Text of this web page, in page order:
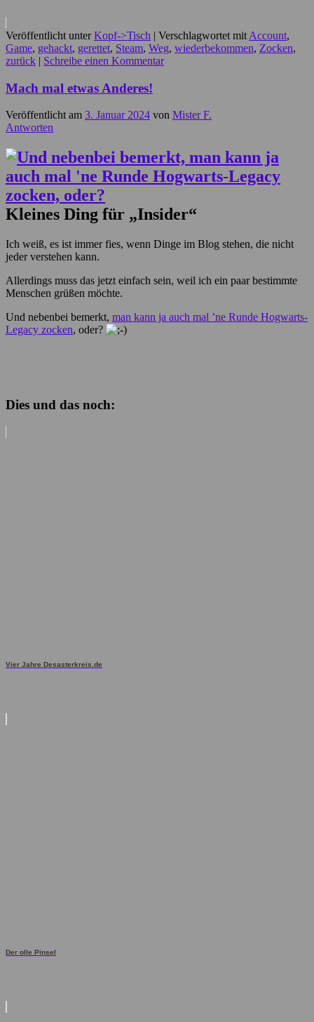
Veröffentlicht unter Kopf->Tisch | Verschlagwortet mit Account,
Game, gehackt, gerettet, Steam, Weg, wiederbekommen, Zocken,
zurück | Schreibe einen Kommentar
Mach mal etwas Anderes!
Veröffentlicht am 3. Januar 2024 von Mister F.
Antworten
Kleines Ding für „Insider“
Ich weiß, es ist immer fies, wenn Dinge im Blog stehen, die nicht
jeder verstehen kann.
Allerdings muss das jetzt einfach sein, weil ich ein paar bestimmte
Menschen grüßen möchte.
Und nebenbei bemerkt, man kann ja auch mal ’ne Runde Hogwarts-
Legacy zocken, oder?
Dies und das noch:
Vier Jahre Desasterkreis.de
Der olle Pinsel